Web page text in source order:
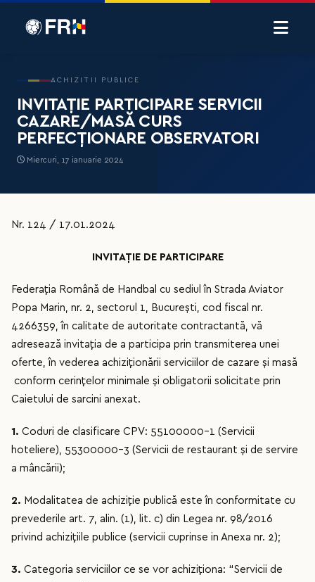
ACHIZITII PUBLICE
INVITAȚIE PARTICIPARE SERVICII
CAZARE/MASĂ CURS
PERFECȚIONARE OBSERVATORI
Miercuri, 17 ianuarie 2024
Nr. 124 / 17.01.2024
INVITAȚIE DE PARTICIPARE
Federaţia Română de Handbal cu sediul în Strada Aviator
Popa Marin, nr. 2, sectorul 1, București, cod fiscal nr.
4266359, în calitate de autoritate contractantă, vă
adresează invitaţia de a participa prin transmiterea unei
oferte, în vederea achiziţionării serviciilor de cazare și masă
conform cerințelor minimale și obligatorii solicitate prin
Caietului de sarcini anexat.
1. Coduri de clasificare CPV: 55100000-1 (Servicii
hoteliere), 55300000-3 (Servicii de restaurant şi de servire
a mâncării);
2. Modalitatea de achiziţie publică este în conformitate cu
prevederile art. 7, alin. (1), lit. c) din Legea nr. 98/2016
privind achizițiile publice (servicii cuprinse in Anexa nr. 2);
3. Categoria serviciilor ce se vor achiziţiona: “Servicii de